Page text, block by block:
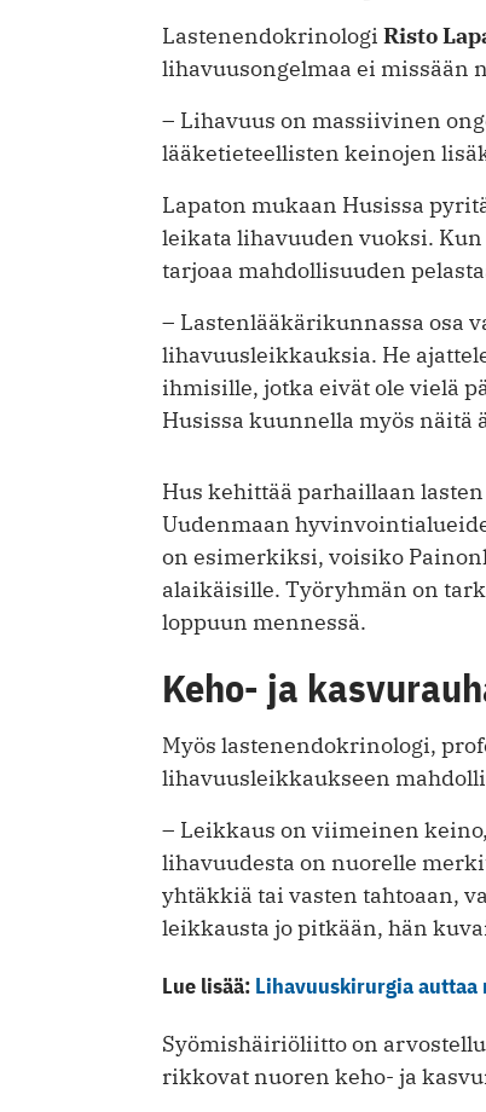
Lastenendokrinologi Risto
lihavuusongelmaa ei missään
– Lihavuus on massiivinen
lääketieteellisten keinojen
Lapaton mukaan Husissa
leikata lihavuuden vuoksi.
tarjoaa mahdollisuuden
– Lastenlääkärikunnassa osa
lihavuusleikkauksia. He
ihmisille, jotka eivät ole vielä
Husissa kuunnella myös näitä
Hus kehittää parhaillaan
Uudenmaan
on esimerkiksi, voisiko
alaikäisille. Työryhmän on
loppuun mennessä.
Keho- ja
Myös lastenendokrinologi,
lihavuusleikkaukseen
– Leikkaus on viimeinen
lihavuudesta on nuorelle
yhtäkkiä tai vasten tahtoaan,
leikkausta jo pitkään, hän
Lue lisää: Lihavuuskirurgia
Syömishäiriöliitto on
rikkovat nuoren keho- ja